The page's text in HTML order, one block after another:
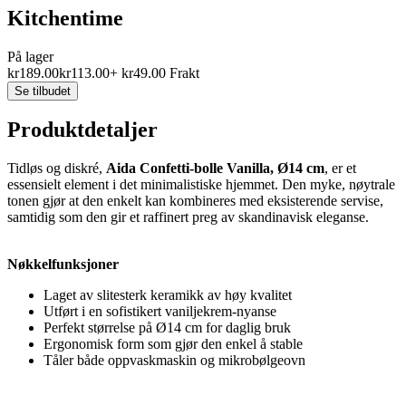
Kitchentime
På lager
kr189.00kr113.00+ kr49.00 Frakt
Se tilbudet
Produktdetaljer
Tidløs og diskré, Aida Confetti-bolle Vanilla, Ø14 cm, er et
essensielt element i det minimalistiske hjemmet. Den myke, nøytrale
tonen gjør at den enkelt kan kombineres med eksisterende servise,
samtidig som den gir et raffinert preg av skandinavisk eleganse.
Nøkkelfunksjoner
Laget av slitesterk keramikk av høy kvalitet
Utført i en sofistikert vaniljekrem-nyanse
Perfekt størrelse på Ø14 cm for daglig bruk
Ergonomisk form som gjør den enkel å stable
Tåler både oppvaskmaskin og mikrobølgeovn